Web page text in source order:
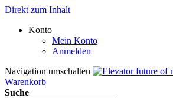
Direkt zum Inhalt
Konto
Mein Konto
Anmelden
Navigation umschalten
Warenkorb
Suche